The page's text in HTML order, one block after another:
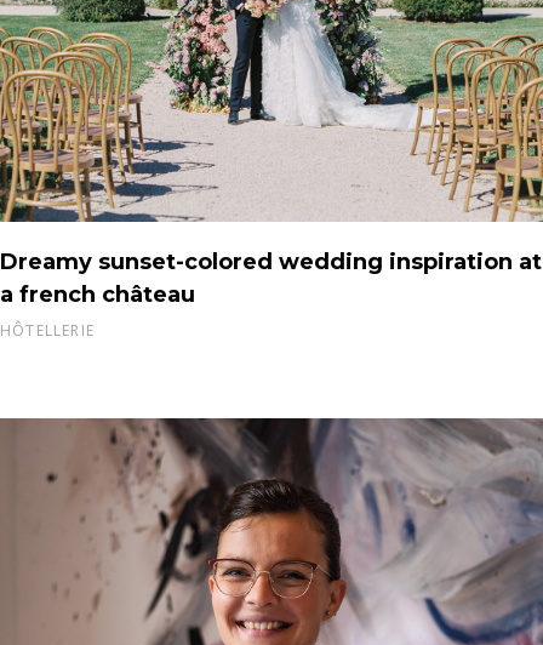
Dreamy sunset-colored wedding inspiration at
a french château
HÔTELLERIE